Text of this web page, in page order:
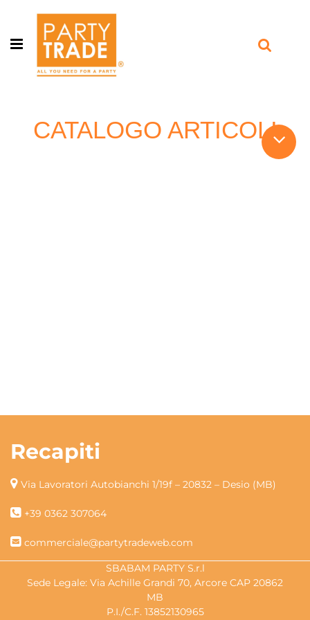
Open menu
CATALOGO ARTICOLI
Recapiti
Via Lavoratori Autobianchi 1/19f – 20832 – Desio (MB)
+39 0362 307064
commerciale@partytradeweb.com
SBABAM PARTY S.r.l
Sede Legale: Via Achille Grandi 70, Arcore CAP 20862
MB
P.I./C.F. 13852130965